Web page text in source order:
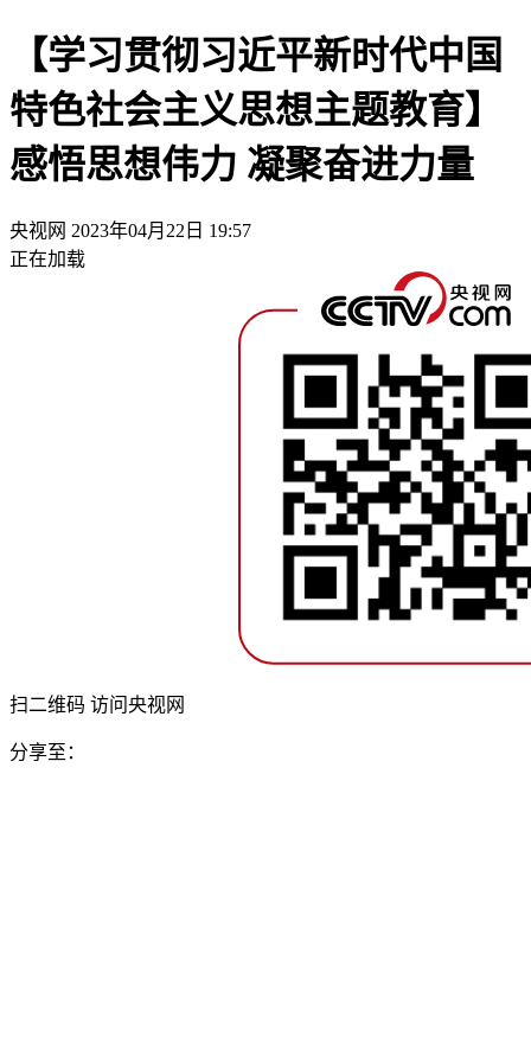
【学习贯彻习近平新时代中国
特色社会主义思想主题教育】
感悟思想伟力 凝聚奋进力量
央视网 2023年04月22日 19:57
正在加载
扫二维码 访问央视网
分享至：